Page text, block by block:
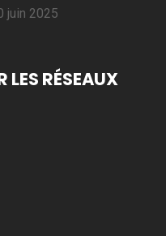
juin 2025
LES RÉSEAUX